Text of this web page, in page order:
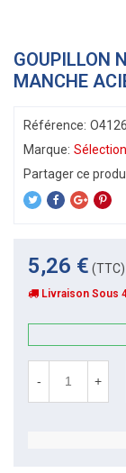
GOUPILLON
MANCHE
Référence:
Marque: Sélection
5,26 € (TTC)
Livraison Sous
- +